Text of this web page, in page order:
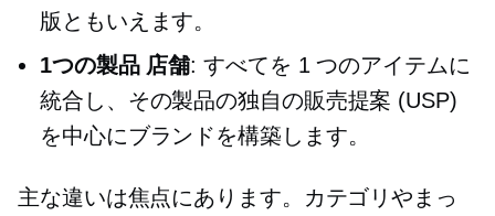
版ともいえます。
1つの製品店舗: すべてを 1 つのアイテムに
統合し、その製品の独自の販売提案 (USP)
を中心にブランドを構築します。
主な違いは焦点にあります。カテゴリやまっ